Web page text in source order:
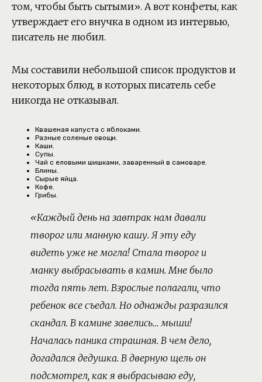
том, чтобы быть сытыми». А вот конфеты, как
утверждает его внучка в одном из интервью,
писатель не любил.
Мы составили небольшой список продуктов и
некоторых блюд, в которых писатель себе
никогда не отказывал.
Квашеная капуста с яблоками.
Разные соленые овощи.
Каши.
Супы.
Чай с еловыми шишками, заваренный в самоваре.
Блины.
Сырые яйца.
Кофе.
Грибы.
«Каждый день на завтрак нам давали
творог или манную кашу. Я эту еду
видеть уже не могла! Стала творог и
манку выбрасывать в камин. Мне было
тогда пять лет. Взрослые полагали, что
ребенок все съедал. Но однажды разразился
скандал. В камине завелись… мыши!
Началась паника страшная. В чем дело,
догадался дедушка. В дверную щель он
подсмотрел, как я выбрасываю еду,